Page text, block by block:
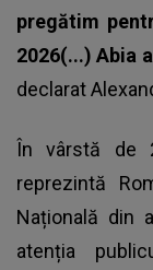
pregătim
2026(...) Abia
declarat
În vârstă de
reprezintă
Națională din
atenția